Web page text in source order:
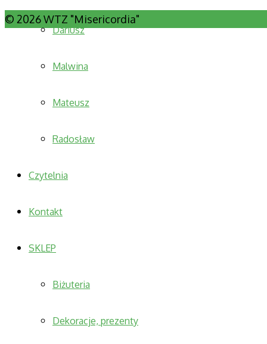
Dariusz
Malwina
Mateusz
Radosław
Czytelnia
Kontakt
SKLEP
Biżuteria
Dekoracje, prezenty
© 2026 WTZ "Misericordia"